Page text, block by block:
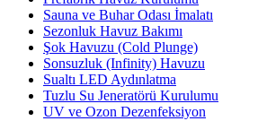
Sauna ve Buhar Odası İmalatı
Sezonluk Havuz Bakımı
Şok Havuzu (Cold Plunge)
Sonsuzluk (Infinity) Havuzu
Sualtı LED Aydınlatma
Tuzlu Su Jeneratörü Kurulumu
UV ve Ozon Dezenfeksiyon